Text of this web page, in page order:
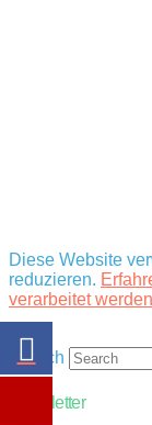
Diese Website
reduzieren.
verarbeitet
Search
Newsletter